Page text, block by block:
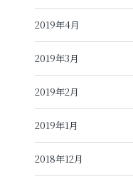
2019年4月
2019年3月
2019年2月
2019年1月
2018年12月